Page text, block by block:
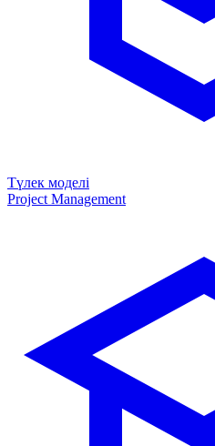
Түлек моделі
Project Management